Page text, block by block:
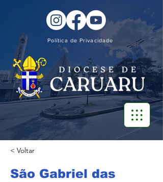
Política de Privacidade
< Voltar
São Gabriel das